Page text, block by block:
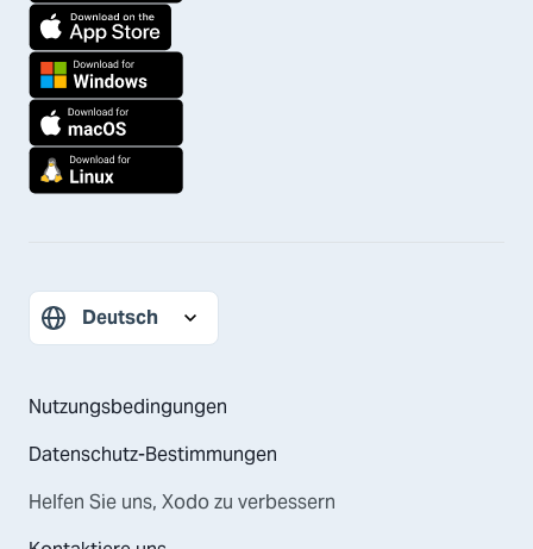
Nutzungsbedingungen
Datenschutz-Bestimmungen
Helfen Sie uns, Xodo zu verbessern